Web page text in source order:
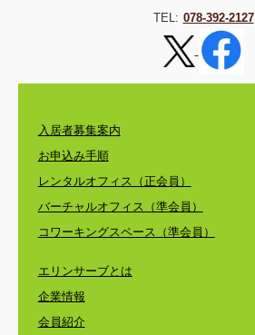
TEL: 078-392-2127
入居者募集案内
お申込み手順
レンタルオフィス（正会員）
バーチャルオフィス（準会員）
コワーキングスペース（準会員）
エリンサーブとは
企業情報
会員紹介